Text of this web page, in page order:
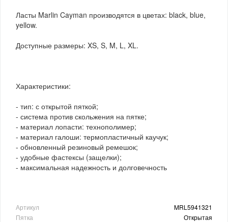
Ласты Marlin Cayman производятся в цветах: black, blue,
yellow.
Доступные размеры: XS, S, M, L, XL.
Характеристики:
- тип: с открытой пяткой;
- система против скольжения на пятке;
- материал лопасти: технополимер;
- материал галоши: термопластичный каучук;
- обновленный резиновый ремешок;
- удобные фастексы (защелки);
- максимальная надежность и долговечность
Артикул
MRL5941321
Пятка
Открытая